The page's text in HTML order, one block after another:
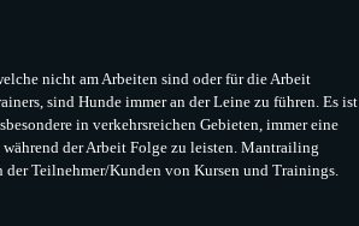
nicht am Arbeiten sind oder für die Arbeit
sind Hunde immer an der Leine zu führen. Es ist
in verkehrsreichen Gebieten, immer eine
der Arbeit Folge zu leisten. Mantrailing
Teilnehmer/Kunden von Kursen und Trainings.